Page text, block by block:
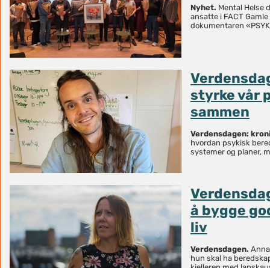
Nyhet. Mental Helse
ansatte i FACT
dokumentaren
styrke vår
sammen
Verdensdagen:
hvordan psykisk
systemer og planer,
å bygge
liv
Verdensdagen.
hun skal ha